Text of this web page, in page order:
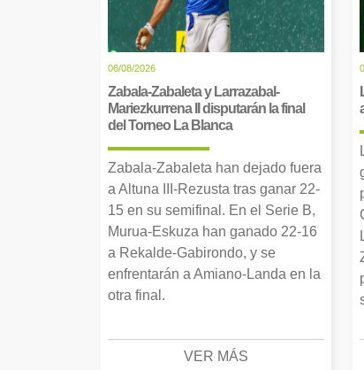
06/08/2026
Zabala-Zabaleta y Larrazabal-
Mariezkurrena II disputarán la final
del Torneo La Blanca
Zabala-Zabaleta han dejado fuera
a Altuna III-Rezusta tras ganar 22-
15 en su semifinal. En el Serie B,
Murua-Eskuza han ganado 22-16
a Rekalde-Gabirondo, y se
enfrentarán a Amiano-Landa en la
otra final.
VER MÁS